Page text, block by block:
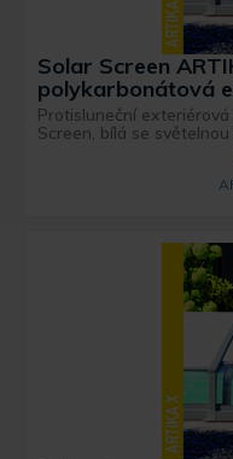
Solar Screen
polykarbonátová
Protisluneční
Screen, bílá se